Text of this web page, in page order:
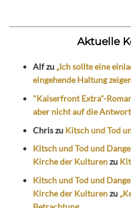
Aktuelle
Alfzu „Ich sollte eine
eingehende Haltung
"Kaiserfront Extra"-
aber nicht auf die Antwort
Chriszu Kitsch und Tod
Kitsch und Tod und
Kirche der Kulturenzu
Kitsch und Tod und
Kirche der Kulturenzu